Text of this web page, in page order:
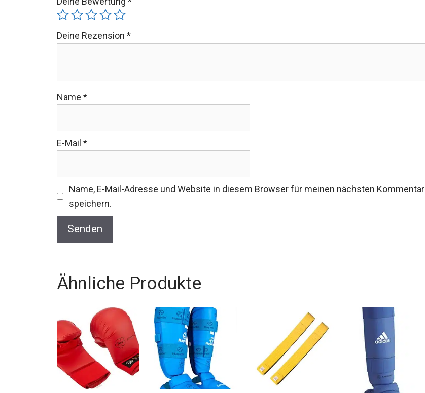
Deine Rezension *
Name *
E-Mail *
Name, E-Mail-Adresse und Website in diesem Browser für meinen nächsten Kommentar
speichern.
Ähnliche Produkte